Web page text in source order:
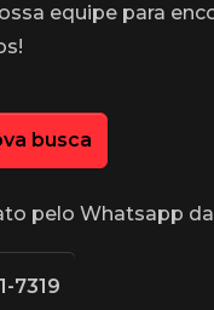
equipe para
busca
pelo Whatsapp
7319